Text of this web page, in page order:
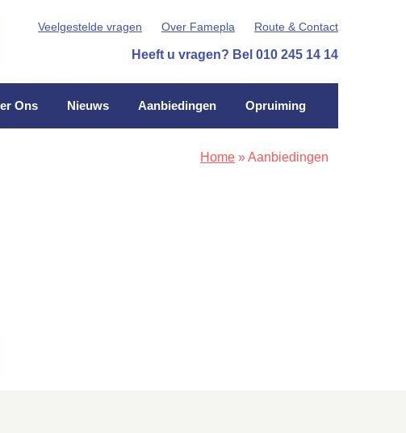
Veelgestelde vragen Over Famepla Route & Contact
Heeft u vragen? Bel 010 245 14 14
Ons Nieuws Aanbiedingen Opruiming
Home »Aanbiedingen